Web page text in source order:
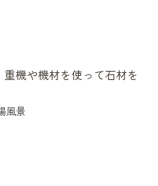
機や機材を使って石材を